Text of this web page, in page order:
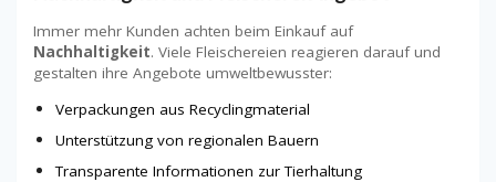
Immer mehr Kunden achten beim Einkauf auf
Nachhaltigkeit. Viele Fleischereien reagieren darauf und
gestalten ihre Angebote umweltbewusster:
Verpackungen aus Recyclingmaterial
Unterstützung von regionalen Bauern
Transparente Informationen zur Tierhaltung